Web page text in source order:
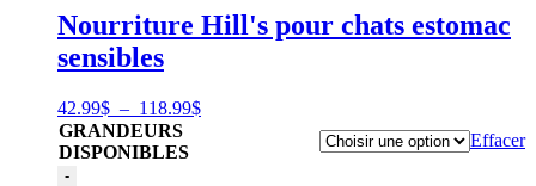
et
contrôle
des
de
poils,
Hill's
Nourriture Hill's pour chats estomac
sensibles
42.99$ – 118.99$Plage
GRANDEURS
DISPONIBLES
Effacer
quantité
-